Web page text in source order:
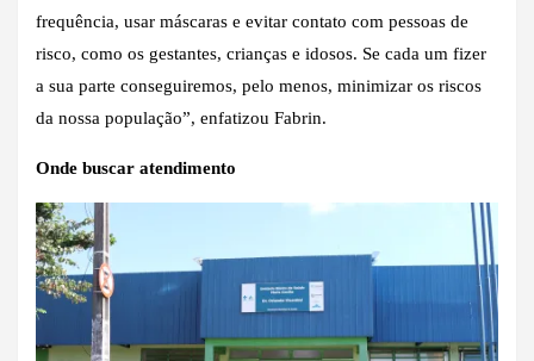
frequência, usar máscaras e evitar contato com pessoas de
risco, como os gestantes, crianças e idosos. Se cada um fizer
a sua parte conseguiremos, pelo menos, minimizar os riscos
da nossa população”, enfatizou Fabrin.
Onde buscar atendimento